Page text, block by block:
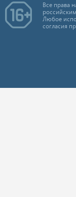
Все права
Любое
согласия